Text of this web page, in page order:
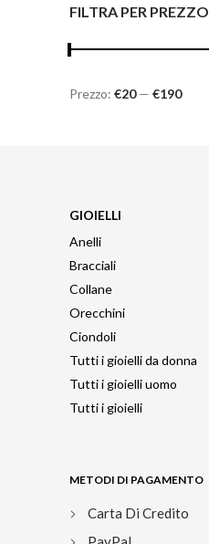
FILTRA PER PREZZO
Prezzo: €20— €190
GIOIELLI
Anelli
Bracciali
Collane
Orecchini
Ciondoli
Tutti i gioielli da donna
Tutti i gioielli uomo
Tutti i gioielli
METODI DI PAGAMENTO
Carta Di Credito